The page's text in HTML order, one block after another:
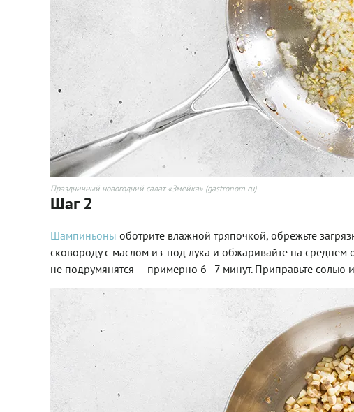
Праздничный новогодний салат «Змейка» (gastronom.ru)
Шаг 2
Шампиньоны оботрите влажной тряпочкой, обрежьте
сковороду с маслом из-под лука и обжаривайте на
не подрумянятся — примерно 6–7 минут. Приправьте солью